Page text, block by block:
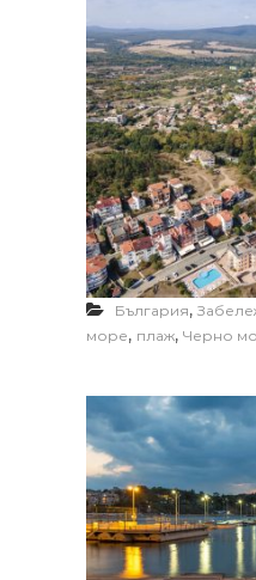
България,
море, плаж, Черно